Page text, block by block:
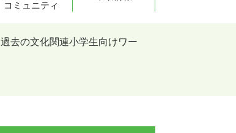
コミュニティ
過去の文化関連小学生向けワー